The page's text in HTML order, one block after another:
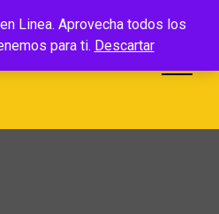
Linea. Aprovecha todos los
para ti. Descartar